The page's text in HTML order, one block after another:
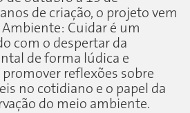
de criação, o projeto vem
Cuidar é um
com o despertar da
de forma lúdica e
reflexões sobre
no cotidiano e o papel da
do meio ambiente.